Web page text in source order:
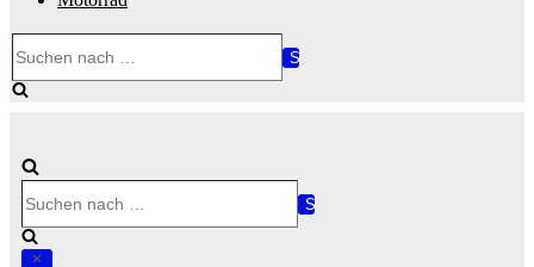
nach …
nach …